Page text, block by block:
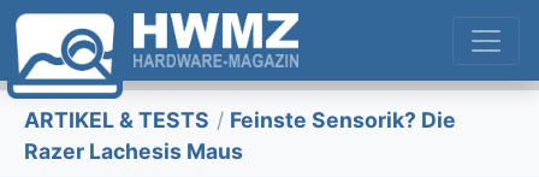
ARTIKEL & TESTS / Feinste Sensorik? Die
Razer Lachesis Maus